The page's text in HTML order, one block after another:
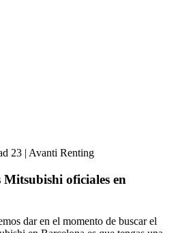
Mitsubishi oficiales en
dar en el momento de buscar el